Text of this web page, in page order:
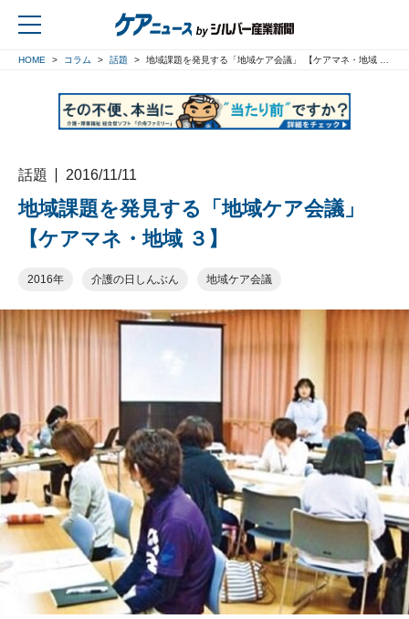
HOME コラム 話題 地域課題を発見する「地域ケア会議」 【ケアマネ・地域 ３】
話題 2016/11/11
地域課題を発見する「地域ケア会議」
【ケアマネ・地域 ３】
2016年 介護の日しんぶん 地域ケア会議